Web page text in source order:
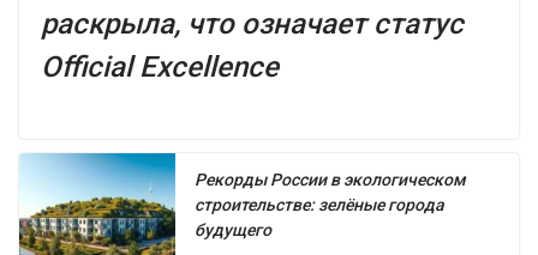
раскрыла, что означает статус
Official Excellence
Рекорды России в экологическом
строительстве: зелёные города
будущего